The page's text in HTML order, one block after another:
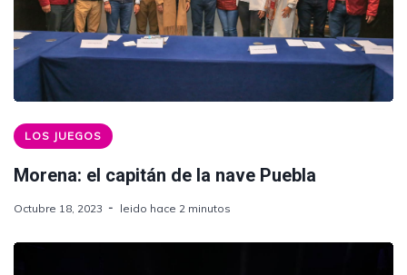
LOS JUEGOS
Morena: el capitán de la nave Puebla
Octubre 18, 2023 leido hace 2 minutos